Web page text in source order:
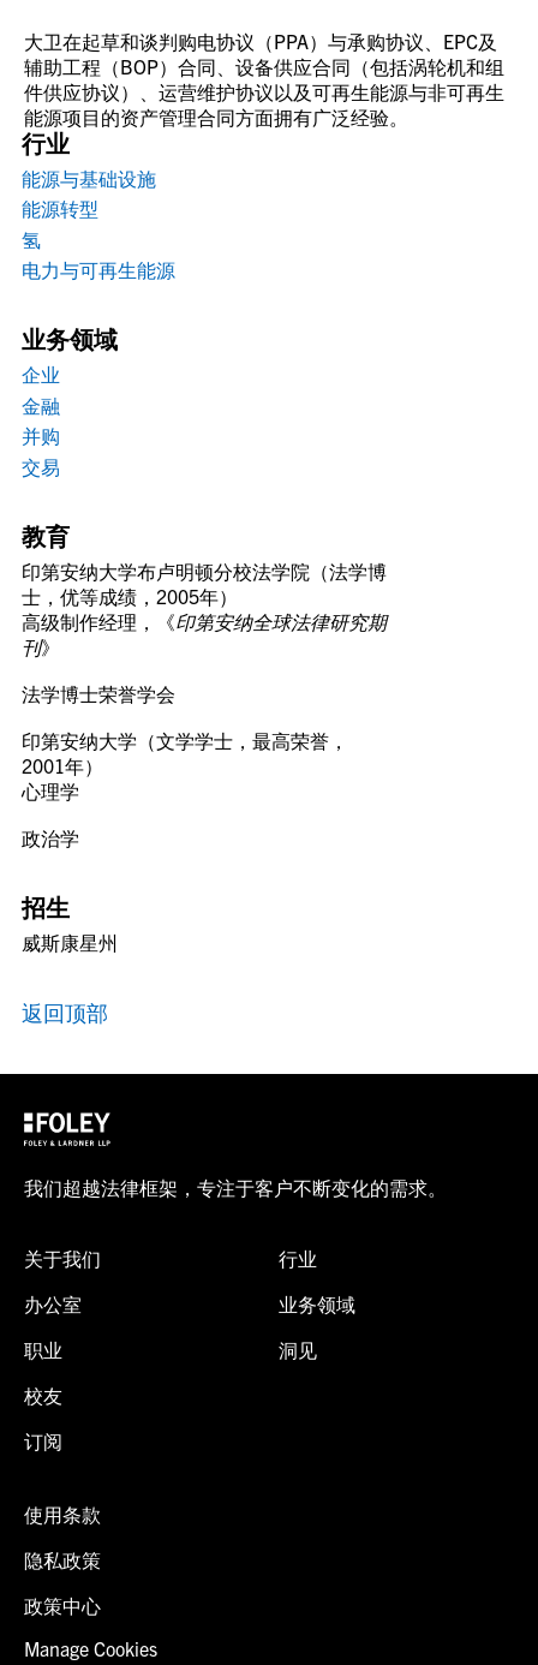
行业
能源与基础设施
能源转型
氢
电力与可再生能源
业务领域
企业
金融
并购
交易
教育
印第安纳大学布卢明顿分校法学院（法学博
士，优等成绩，2005年）
高级制作经理，《印第安纳全球法律研究期
刊》
法学博士荣誉学会
印第安纳大学（文学学士，最高荣誉，
2001年）
心理学
政治学
招生
威斯康星州
返回顶部
大卫在起草和谈判购电协议（PPA）与承购协议、EPC及
辅助工程（BOP）合同、设备供应合同（包括涡轮机和组
件供应协议）、运营维护协议以及可再生能源与非可再生
能源项目的资产管理合同方面拥有广泛经验。
我们超越法律框架，专注于客户不断变化的需求。
关于我们
办公室
职业
校友
订阅
行业
业务领域
洞见
使用条款
隐私政策
政策中心
Manage Cookies